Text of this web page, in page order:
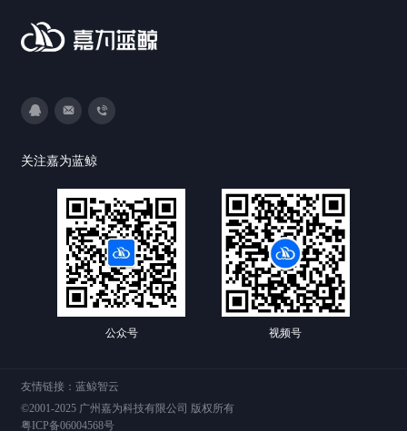
关注嘉为蓝鲸
公众号 视频号
友情链接：蓝鲸智云
©2001-2025 广州嘉为科技有限公司 版权所有
粤ICP备06004568号